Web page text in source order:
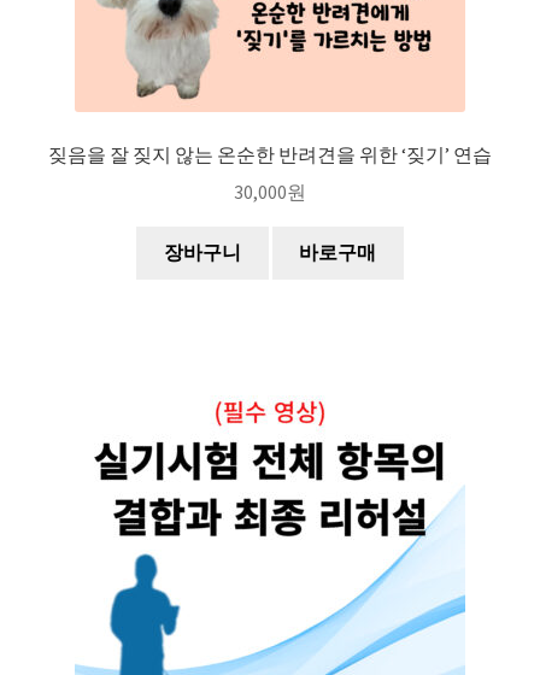
짖음을 잘 짖지 않는 온순한 반려견을 위한 ‘짖기’ 연습
30,000원
장바구니 바로구매